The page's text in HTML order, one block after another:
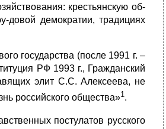
крестьянскую об-
довой демократии, традициях
государства (после 1991 г. –
РФ 1993 г., Гражданский
элит С.С. Алексеева, не
российского общества»1.
постулатов русского